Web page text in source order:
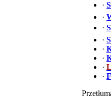
·
·
·
·
·
·
·
·